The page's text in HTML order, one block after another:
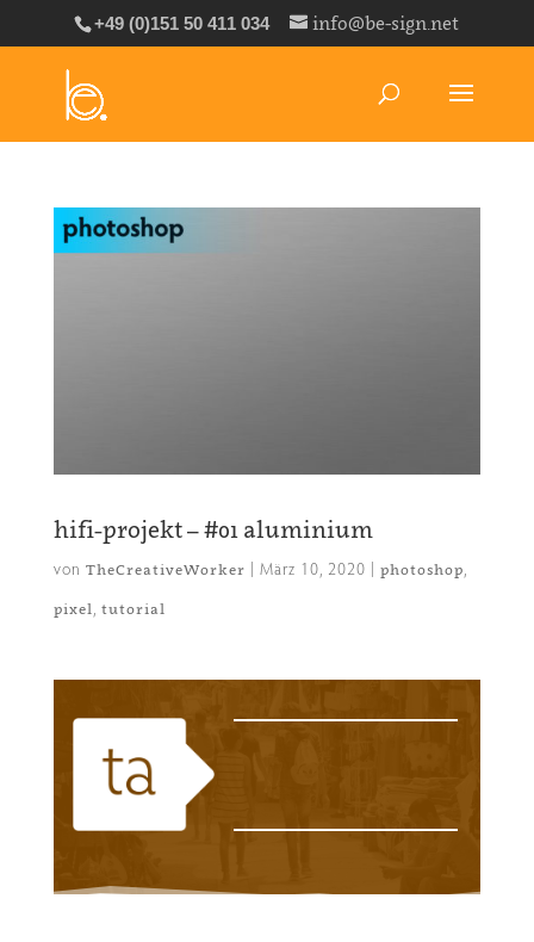
+49 (0)151 50 411 034 info@be-sign.net
hifi-projekt – #01 aluminium
von TheCreativeWorker | März 10, 2020 | photoshop,
pixel , tutorial